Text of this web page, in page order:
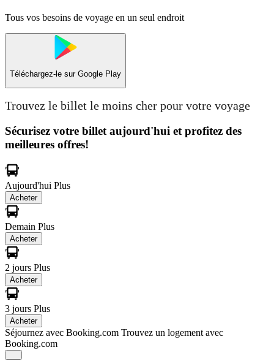
Tous vos besoins de voyage en un seul endroit
Téléchargez-le sur Google Play
Trouvez le billet le moins cher pour votre voyage
Sécurisez votre billet aujourd'hui et profitez des
meilleures offres!
Aujourd'hui Plus
Acheter
Demain Plus
Acheter
2 jours Plus
Acheter
3 jours Plus
Acheter
Séjournez avec Booking.com Trouvez un logement avec
Booking.com